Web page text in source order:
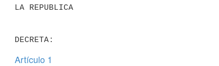
LA REPUBLICA
Artículo 1